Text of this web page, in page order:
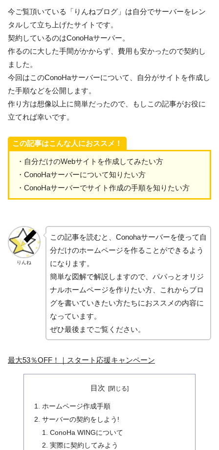
今ご覧頂いている「りんねブログ」は自分でサーバーをレン
タルして立ち上げたサイトです。
契約しているのはConoHaサーバー。
作るのに大した手間がかからず、費用も安かったので契約し
ました。
今回はこのConoHaサーバーについて、自分がサイトを作成し
た手順などを公開します。
作り方は想像以上に簡単だったので、もしこの記事がお役に
立てれば幸いです。
この記事はこんな人におススメ！
・自分だけのWebサイトを作成してみたい方
・ConoHaサーバーについて知りたい方
・ConoHaサーバーでサイト作成の手順を知りたい方
りんね
この記事を読むと、Conohaサーバーを使って自
分だけのホームページを作ることができるよう
になります。
簡単な図解で解説しますので、パパっとオリジ
ナルホームページを作りたい方、これからブロ
グを書いていきたい方たちにおススメの内容に
なっています。
ぜひ最後までご覧ください。
最大53％OFF！｜スタート応援キャンペーン
目次
ホームページ作成手順
サーバーの契約をしよう!
ConoHa WINGについて
実際に契約してみよう